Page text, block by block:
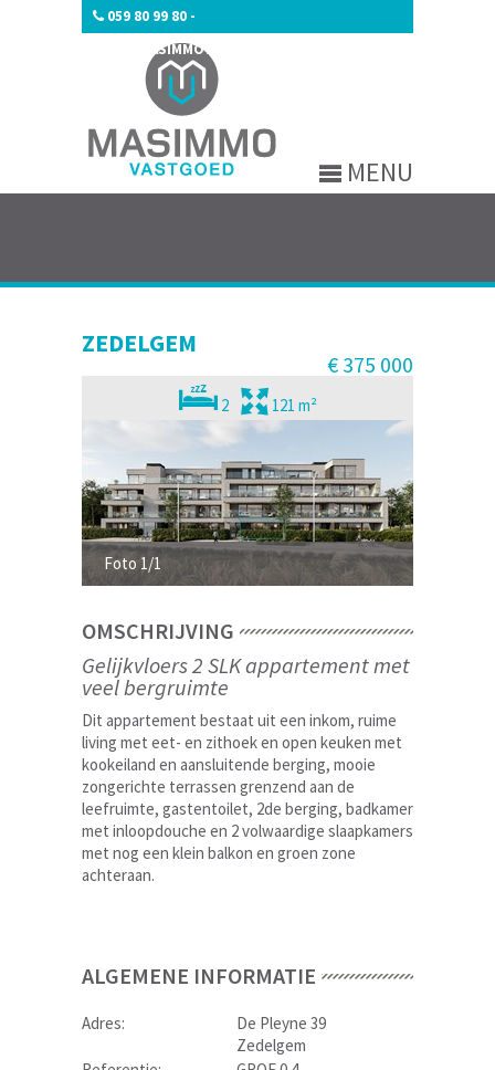
059 80 99 80 -
INFO@MASIMMOVASTGOED.BE
MENU
ZEDELGEM
€ 375 000
2 121 m²
Foto 1/1
OMSCHRIJVING
Gelijkvloers 2 SLK appartement met
veel bergruimte
Dit appartement bestaat uit een inkom, ruime
living met eet- en zithoek en open keuken met
kookeiland en aansluitende berging, mooie
zongerichte terrassen grenzend aan de
leefruimte, gastentoilet, 2de berging, badkamer
met inloopdouche en 2 volwaardige slaapkamers
met nog een klein balkon en groen zone
achteraan.
ALGEMENE INFORMATIE
Adres:
De Pleyne 39
Zedelgem